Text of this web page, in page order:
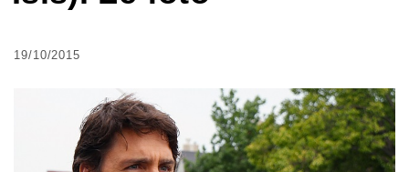
19/10/2015